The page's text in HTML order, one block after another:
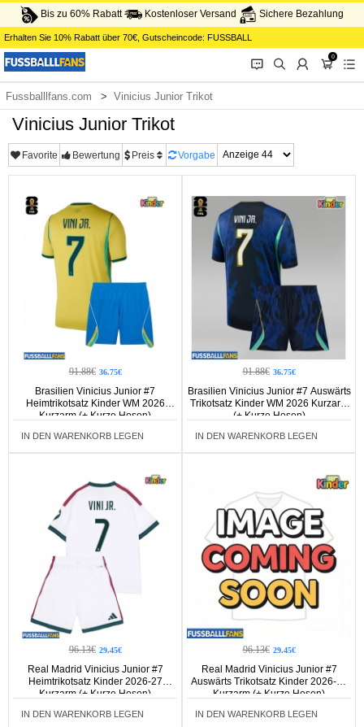
Bis zu 60% Rabatt Kostenloser Versand Sichere Bezahlung
Erhalten Sie 10% Rabatt über 70€ , Gutscheincode: FUSSBALL
󰂱 󰂨 󰃳
0
󰃦 󰃖
Fussballlfans.com Vinicius Junior Trikot
Vinicius Junior Trikot
Favorite Bewertung Preis Vorgabe
91.88€ 36.75€
Brasilien Vinicius Junior #7
Heimtrikotsatz Kinder WM 2026
Kurzarm (+ Kurze Hosen)
IN DEN WARENKORB LEGEN
91.88€ 36.75€
Brasilien Vinicius Junior #7 Auswärts
Trikotsatz Kinder WM 2026 Kurzarm
(+ Kurze Hosen)
IN DEN WARENKORB LEGEN
96.13€ 29.45€
Real Madrid Vinicius Junior #7
Heimtrikotsatz Kinder 2026-27
Kurzarm (+ Kurze Hosen)
IN DEN WARENKORB LEGEN
96.13€ 29.45€
Real Madrid Vinicius Junior #7
Auswärts Trikotsatz Kinder 2026-27
Kurzarm (+ Kurze Hosen)
IN DEN WARENKORB LEGEN